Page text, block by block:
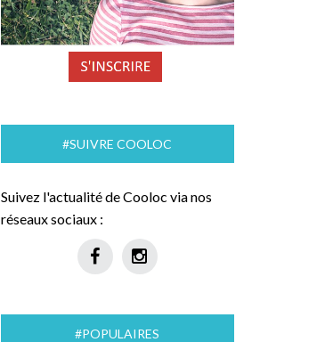
#SUIVRE COOLOC
Suivez l'actualité de Cooloc via nos
réseaux sociaux :
#POPULAIRES